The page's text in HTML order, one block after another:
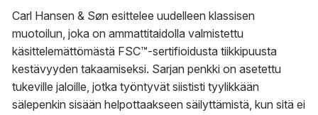
Carl Hansen & Søn esittelee uudelleen klassisen
muotoilun, joka on ammattitaidolla valmistettu
käsittelemättömästä FSC™-sertifioidusta tiikkipuusta
kestävyyden takaamiseksi. Sarjan penkki on asetettu
tukeville jaloille, jotka työntyvät siististi tyylikkään
sälepenkin sisään helpottaakseen säilyttämistä, kun sitä ei